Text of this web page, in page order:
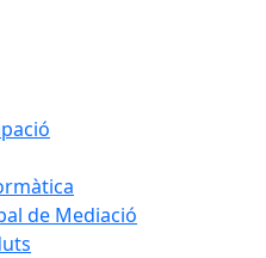
de Mediació